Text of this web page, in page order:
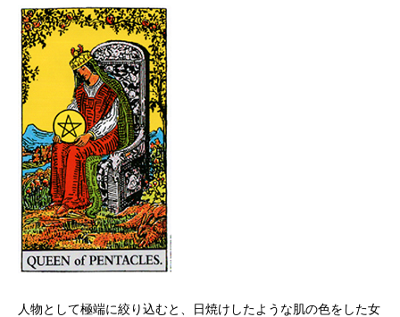
人物として極端に絞り込むと、日焼けしたような肌の色をした女